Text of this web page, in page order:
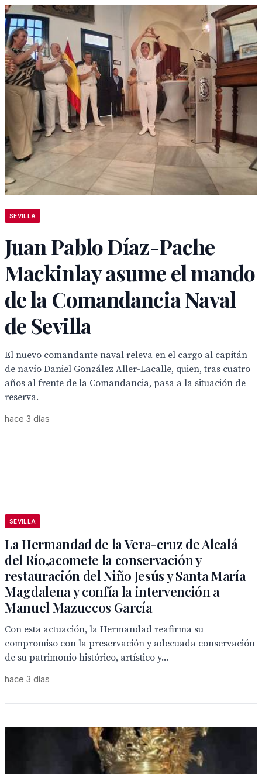
SEVILLA
Juan Pablo Díaz-Pache
Mackinlay asume el mando
de la Comandancia Naval
de Sevilla
El nuevo comandante naval releva en el cargo al capitán
de navío Daniel González Aller-Lacalle, quien, tras cuatro
años al frente de la Comandancia, pasa a la situación de
reserva.
hace 3 días
SEVILLA
La Hermandad de la Vera-cruz de Alcalá
del Río,acomete la conservación y
restauración del Niño Jesús y Santa María
Magdalena y confía la intervención a
Manuel Mazuecos García
Con esta actuación, la Hermandad reafirma su
compromiso con la preservación y adecuada conservación
de su patrimonio histórico, artístico y...
hace 3 días